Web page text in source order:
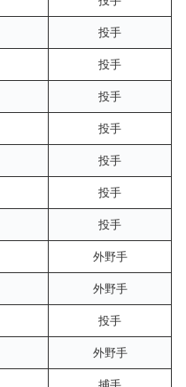
投手
投手
投手
投手
投手
投手
投手
外野手
外野手
投手
外野手